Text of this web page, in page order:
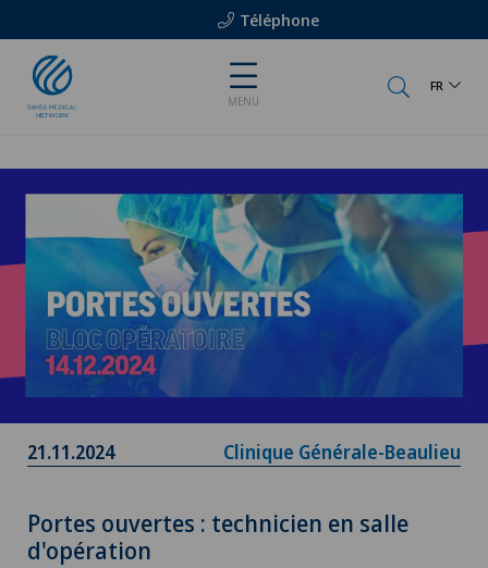
Téléphone
MENU
FR
21.11.2024 Clinique Générale-Beaulieu
Portes ouvertes : technicien en salle
d'opération